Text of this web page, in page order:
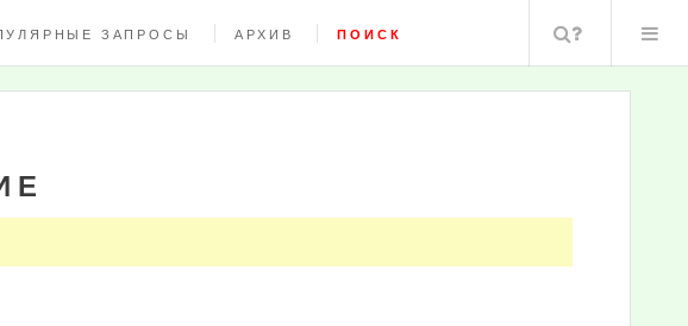
ЗАПРОСЫ АРХИВ ПОИСК Поиск